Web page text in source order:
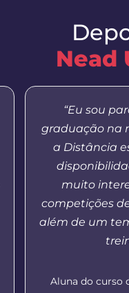
Nead
“Eu sou
graduação na
a Distância
muito
competições
além de um
Aluna do curso